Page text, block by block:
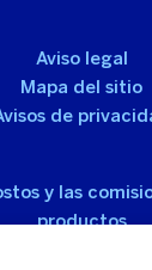
Aviso legal
Mapa del sitio
de
y las
productos